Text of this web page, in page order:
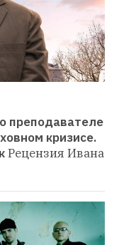
преподавателе
кризисе.
Рецензия Ивана